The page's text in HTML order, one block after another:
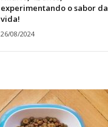
experimentando o sabor da
vida!
26/08/2024